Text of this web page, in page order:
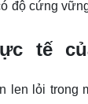
độ cứng
tế
len lỏi trong